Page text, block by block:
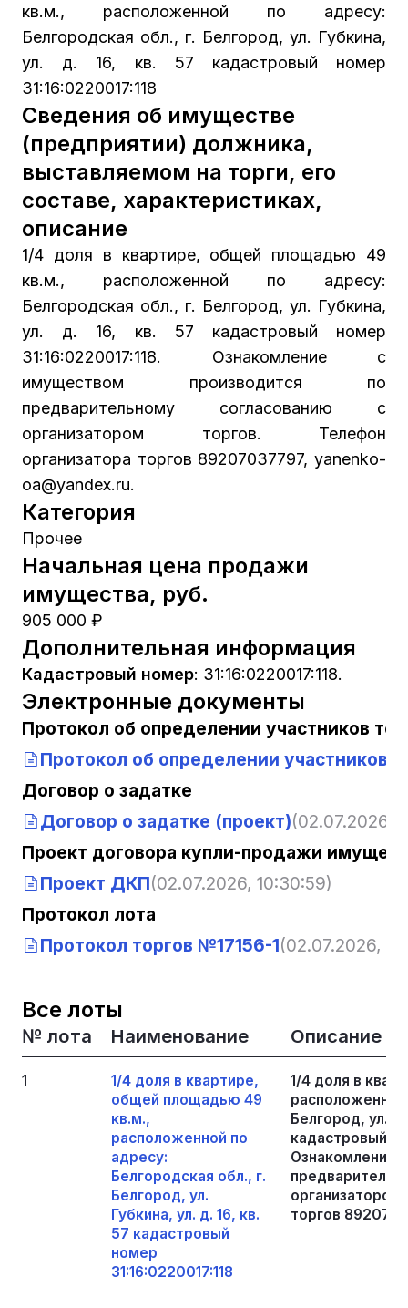
кв.м., расположенной по адресу:
Белгородская обл., г. Белгород, ул. Губкина,
ул. д. 16, кв. 57 кадастровый номер
31:16:0220017:118
Сведения об имуществе
(предприятии) должника,
выставляемом на торги, его
составе, характеристиках,
описание
1/4 доля в квартире, общей площадью 49
кв.м., расположенной по адресу:
Белгородская обл., г. Белгород, ул. Губкина,
ул. д. 16, кв. 57 кадастровый номер
31:16:0220017:118. Ознакомление с
имуществом производится по
предварительному согласованию с
организатором торгов. Телефон
организатора торгов 89207037797, yanenko-
oa@yandex.ru.
Категория
Прочее
Начальная цена продажи
имущества, руб.
905 000 ₽
Дополнительная информация
Кадастровый номер: 31:16:0220017:118.
Электронные документы
Протокол об определении участников
Протокол об определении участников
Договор о задатке
Договор о задатке (проект)(02.07.2026,
Проект договора купли-продажи
Проект ДКП(02.07.2026, 10:30:59)
Протокол лота
Протокол торгов №17156-1(02.07.2026,
Все лоты
№ лота Наименование Описание
1
1/4 доля в квартире,
общей площадью 49
кв.м.,
расположенной по
адресу:
Белгородская обл., г.
Белгород, ул.
Губкина, ул. д. 16, кв.
57 кадастровый
номер
31:16:0220017:118
1/4 доля в
расположенной
Белгород, ул.
кадастровый
Ознакомление
организатором
торгов